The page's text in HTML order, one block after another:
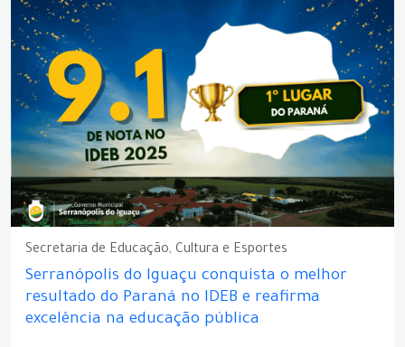
Secretaria de Educação, Cultura e Esportes
Serranópolis do Iguaçu conquista o melhor
resultado do Paraná no IDEB e reafirma
excelência na educação pública